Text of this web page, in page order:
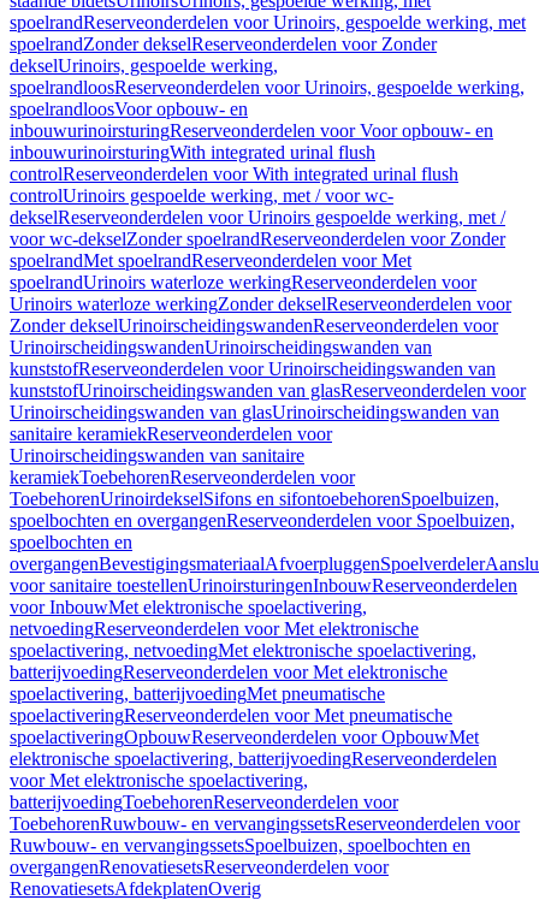
spoelrandReserveonderdelen voor Urinoirs, gespoelde werking, met
spoelrandZonder dekselReserveonderdelen voor Zonder
dekselUrinoirs, gespoelde werking,
spoelrandloosReserveonderdelen voor Urinoirs, gespoelde werking,
spoelrandloosVoor opbouw- en
inbouwurinoirsturingReserveonderdelen voor Voor opbouw- en
inbouwurinoirsturingWith integrated urinal flush
controlReserveonderdelen voor With integrated urinal flush
controlUrinoirs gespoelde werking, met / voor wc-
dekselReserveonderdelen voor Urinoirs gespoelde werking, met /
voor wc-dekselZonder spoelrandReserveonderdelen voor Zonder
spoelrandMet spoelrandReserveonderdelen voor Met
spoelrandUrinoirs waterloze werkingReserveonderdelen voor
Urinoirs waterloze werkingZonder dekselReserveonderdelen voor
Zonder dekselUrinoirscheidingswandenReserveonderdelen voor
UrinoirscheidingswandenUrinoirscheidingswanden van
kunststofReserveonderdelen voor Urinoirscheidingswanden van
kunststofUrinoirscheidingswanden van glasReserveonderdelen voor
Urinoirscheidingswanden van glasUrinoirscheidingswanden van
sanitaire keramiekReserveonderdelen voor
Urinoirscheidingswanden van sanitaire
keramiekToebehorenReserveonderdelen voor
ToebehorenUrinoirdekselSifons en sifontoebehorenSpoelbuizen,
spoelbochten en overgangenReserveonderdelen voor Spoelbuizen,
spoelbochten en
overgangenBevestigingsmateriaalAfvoerpluggenSpoelverdeler
voor sanitaire toestellenUrinoirsturingenInbouwReserveonderdelen
voor InbouwMet elektronische spoelactivering,
netvoedingReserveonderdelen voor Met elektronische
spoelactivering, netvoedingMet elektronische spoelactivering,
batterijvoedingReserveonderdelen voor Met elektronische
spoelactivering, batterijvoedingMet pneumatische
spoelactiveringReserveonderdelen voor Met pneumatische
spoelactiveringOpbouwReserveonderdelen voor OpbouwMet
elektronische spoelactivering, batterijvoedingReserveonderdelen
voor Met elektronische spoelactivering,
batterijvoedingToebehorenReserveonderdelen voor
ToebehorenRuwbouw- en vervangingssetsReserveonderdelen voor
Ruwbouw- en vervangingssetsSpoelbuizen, spoelbochten en
overgangenRenovatiesetsReserveonderdelen voor
RenovatiesetsAfdekplatenOverig